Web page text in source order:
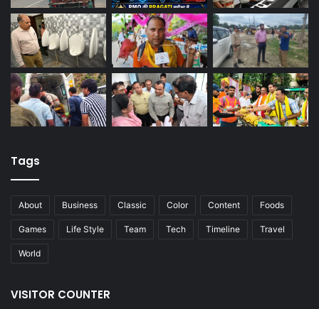
Tags
About Business Classic Color Content Foods
Games Life Style Team Tech Timeline Travel
World
VISITOR COUNTER